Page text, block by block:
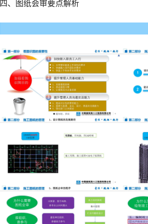
四、图纸会审要点解析